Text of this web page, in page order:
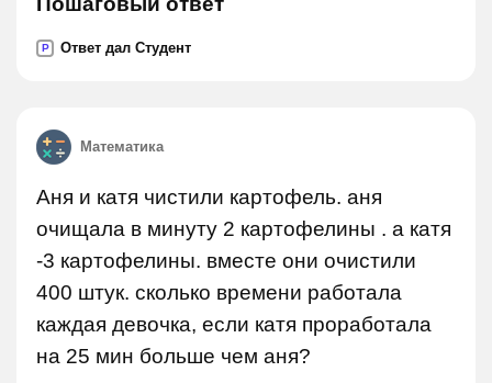
P Ответ дал Студент
Математика
Аня и катя чистили картофель. аня
очищала в минуту 2 картофелины . а катя
-3 картофелины. вместе они очистили
400 штук. сколько времени работала
каждая девочка, если катя проработала
на 25 мин больше чем аня?